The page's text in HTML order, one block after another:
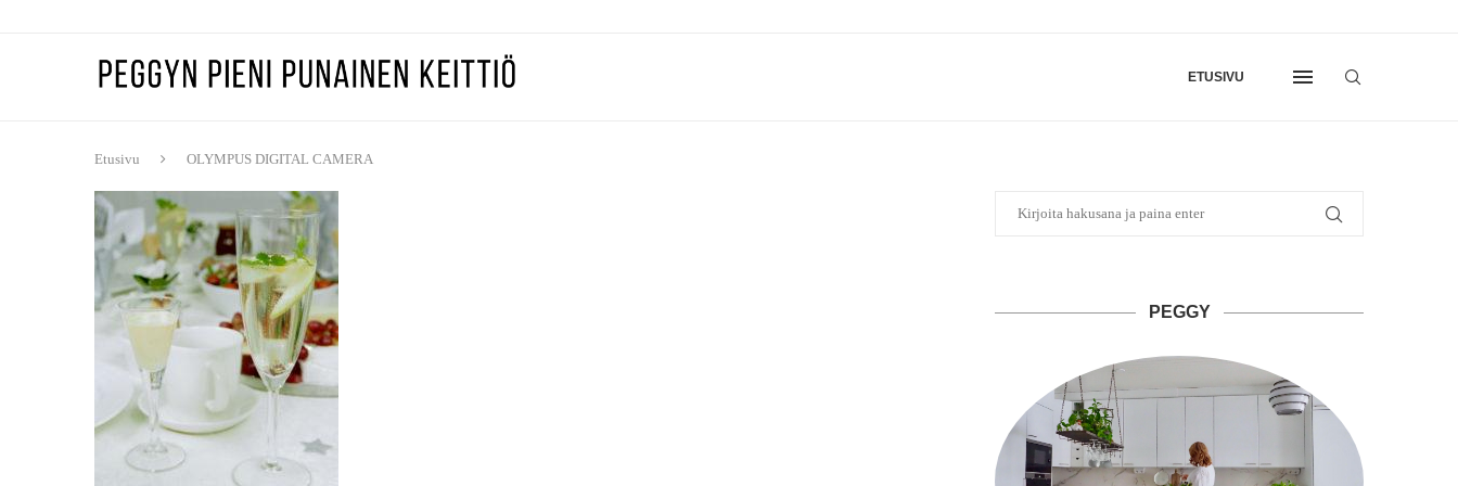
ETUSIVU
Etusivu OLYMPUS DIGITAL CAMERA
PEGGY